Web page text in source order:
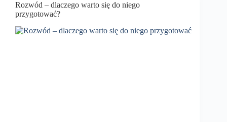
Rozwód – dlaczego warto się do niego
przygotować?